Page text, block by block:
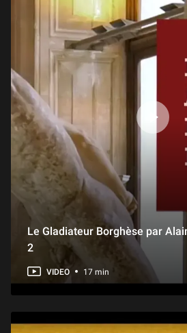
Le Gladiateur Borghèse par
2
VIDEO 17 min